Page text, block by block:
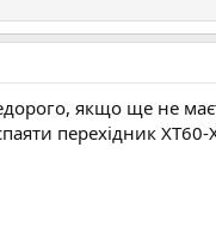
якщо ще не
перехідник